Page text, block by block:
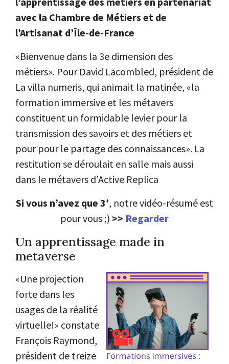
avec la Chambre de Métiers et de
l’Artisanat d’Île-de-France
«Bienvenue dans la 3e dimension des
métiers». Pour David Lacombled, président de
La villa numeris, qui animait la matinée, «la
formation immersive et les métavers
constituent un formidable levier pour la
transmission des savoirs et des métiers et
pour pour le partage des connaissances». La
restitution se déroulait en salle mais aussi
dans le métavers d’Active Replica
Si vous n’avez que 3’, notre vidéo-résumé est
pour vous ;) >> Regarder
Un apprentissage made in
metaverse
«Une projection
forte dans les
usages de la réalité
virtuelle!» constate
François Raymond,
président de treize